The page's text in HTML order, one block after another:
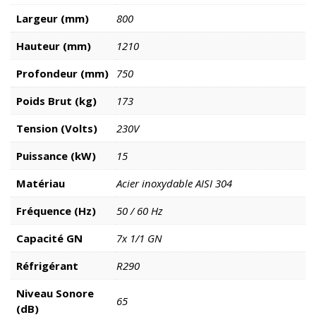
Largeur (mm)
800
Hauteur (mm)
1210
Profondeur (mm) 750
Poids Brut (kg)
173
Tension (Volts)
230V
Puissance (kW)
15
Matériau
Acier inoxydable AISI 304
Fréquence (Hz)
50 / 60 Hz
Capacité GN
7x 1/1 GN
Réfrigérant
R290
Niveau Sonore
(dB)
65